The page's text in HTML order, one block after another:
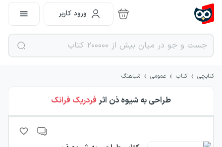
ورود کاربر
کتابچی › کتاب › عمومی › شباهنگ
طراحی به شیوه ذن اثر فردریک فرانک